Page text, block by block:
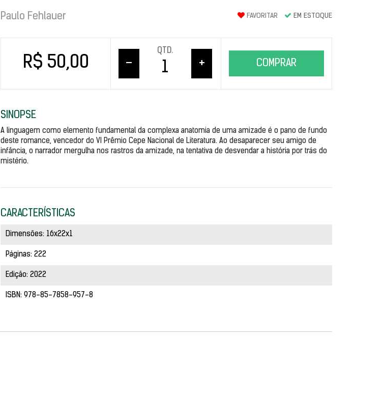
Paulo Fehlauer FAVORITAR EM ESTOQUE
R$ 50,00 –
QTD.
+ COMPRAR
SINOPSE
A linguagem como elemento fundamental da complexa anatomia de uma amizade é o pano de fundo
deste romance, vencedor do VI Prêmio Cepe Nacional de Literatura. Ao desaparecer seu amigo de
infância, o narrador mergulha nos rastros da amizade, na tentativa de desvendar a história por trás do
mistério.
CARACTERÍSTICAS
Dimensões: 16x22x1
Páginas: 222
Edição: 2022
ISBN: 978-85-7858-957-8